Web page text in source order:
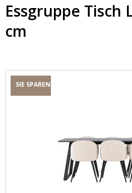
Essgruppe Tisch
cm
SIE SPAREN